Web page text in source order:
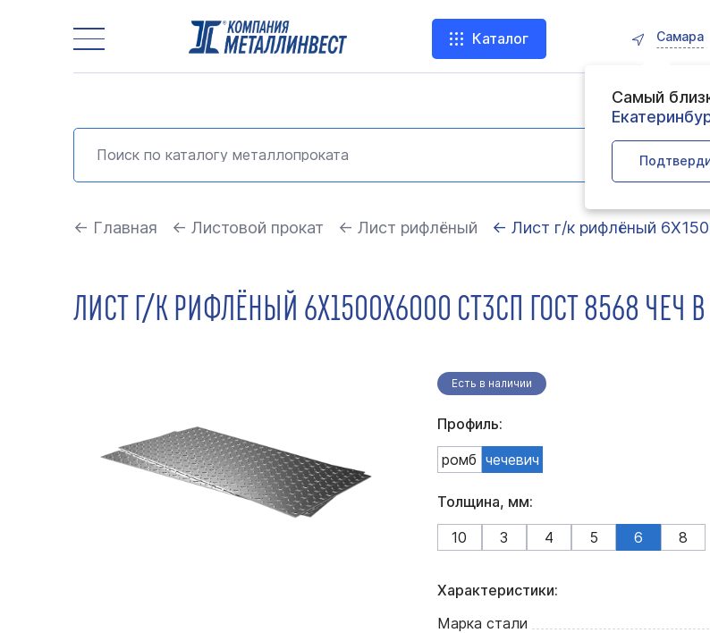
Каталог Самара
Самый
← Главная ← Листовой прокат ← Лист рифлёный ← Лист г/к рифлёный
ЛИСТ Г/К РИФЛЁНЫЙ 6Х1500Х6000 СТ3СП ГОСТ 8568 ЧЕЧ
Есть в наличии
Профиль:
ромб чечевич
Толщина, мм:
10
3 4 5 6 8
Характеристики:
Марка стали